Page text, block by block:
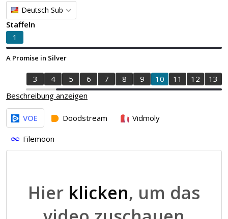
Deutsch Sub
Staffeln
1
A Promise in Silver
3 4 5 6 7 8 9 10 11 12
13
Beschreibung anzeigen
VOE Doodstream Vidmoly
Filemoon
Hier klicken, um das